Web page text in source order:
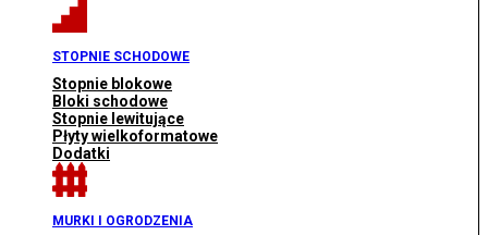
STOPNIE SCHODOWE
Stopnie blokowe
Bloki schodowe
Stopnie lewitujące
Płyty wielkoformatowe
Dodatki
MURKI I OGRODZENIA